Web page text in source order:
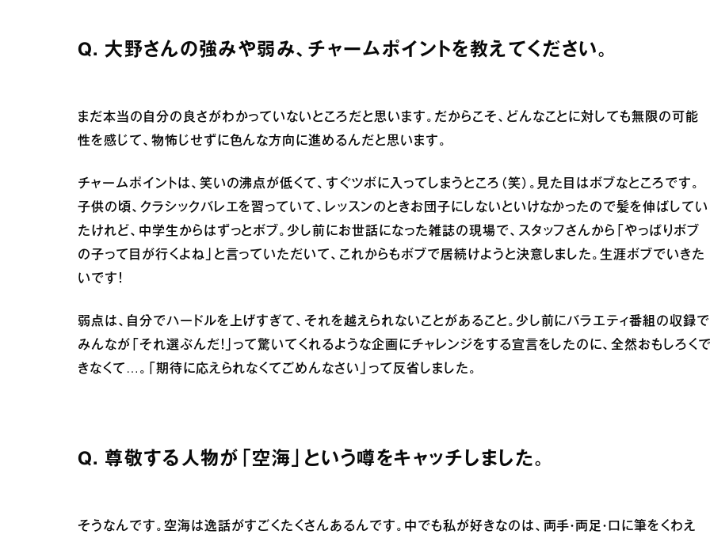
Q. 大野さんの強みや弱み、チャームポイントを教えてください。
まだ本当の自分の良さがわかっていないところだと思います。だからこそ、どんなことに対しても無限の可能
性を感じて、物怖じせずに色んな方向に進めるんだと思います。
チャームポイントは、笑いの沸点が低くて、すぐツボに入ってしまうところ（笑）。見た目はボブなところです。
子供の頃、クラシックバレエを習っていて、レッスンのときお団子にしないといけなかったので髪を伸ばしてい
たけれど、中学生からはずっとボブ。少し前にお世話になった雑誌の現場で、スタッフさんから「やっぱりボブ
の子って目が行くよね」と言っていただいて、これからもボブで居続けようと決意しました。生涯ボブでいきた
いです！
弱点は、自分でハードルを上げすぎて、それを越えられないことがあること。少し前にバラエティ番組の収録で
みんなが「それ選ぶんだ！」って驚いてくれるような企画にチャレンジをする宣言をしたのに、全然おもしろく
きなくて…。「期待に応えられなくてごめんなさい」って反省しました。
Q. 尊敬する人物が「空海」という噂をキャッチしました。
そうなんです。空海は逸話がすごくたくさんあるんです。中でも私が好きなのは、両手・両足・口に筆をくわえ